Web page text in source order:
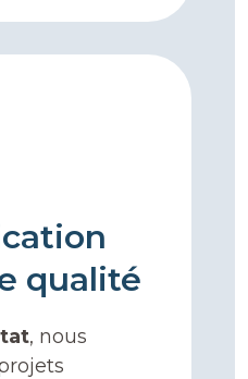
qualité
, nous